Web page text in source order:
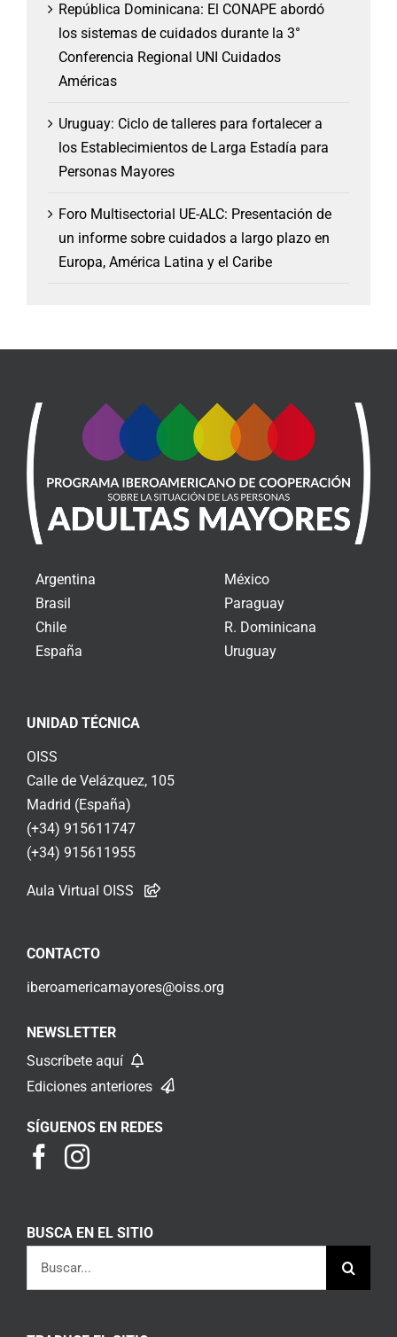
República Dominicana: El CONAPE abordó
los sistemas de cuidados durante la 3°
Conferencia Regional UNI Cuidados
Américas
Uruguay: Ciclo de talleres para fortalecer a
los Establecimientos de Larga Estadía para
Personas Mayores
Foro Multisectorial UE-ALC: Presentación de
un informe sobre cuidados a largo plazo en
Europa, América Latina y el Caribe
Argentina
Brasil
Chile
España
México
Paraguay
R. Dominicana
Uruguay
UNIDAD TÉCNICA
OISS
Calle de Velázquez, 105
Madrid (España)
(+34) 915611747
(+34) 915611955
Aula Virtual OISS
CONTACTO
iberoamericamayores@oiss.org
NEWSLETTER
Suscríbete aquí
Ediciones anteriores
SÍGUENOS EN REDES
BUSCA EN EL SITIO